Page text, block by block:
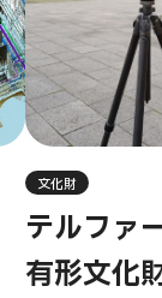
文化財
テルファ
有形文化